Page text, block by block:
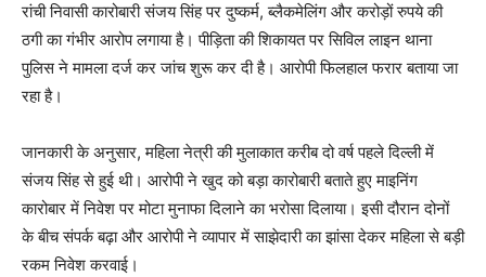
रांची निवासी कारोबारी संजय सिंह पर दुष्कर्म, ब्लैकमेलिंग और करोड़ों रुपये की
ठगी का गंभीर आरोप लगाया है। पीड़िता की शिकायत पर सिविल लाइन थाना
पुलिस ने मामला दर्ज कर जांच शुरू कर दी है। आरोपी फिलहाल फरार बताया जा
रहा है।
जानकारी के अनुसार, महिला नेत्री की मुलाकात करीब दो वर्ष पहले दिल्ली में
संजय सिंह से हुई थी। आरोपी ने खुद को बड़ा कारोबारी बताते हुए माइनिंग
कारोबार में निवेश पर मोटा मुनाफा दिलाने का भरोसा दिलाया। इसी दौरान दोनों
के बीच संपर्क बढ़ा और आरोपी ने व्यापार में साझेदारी का झांसा देकर महिला से बड़ी
रकम निवेश करवाई।